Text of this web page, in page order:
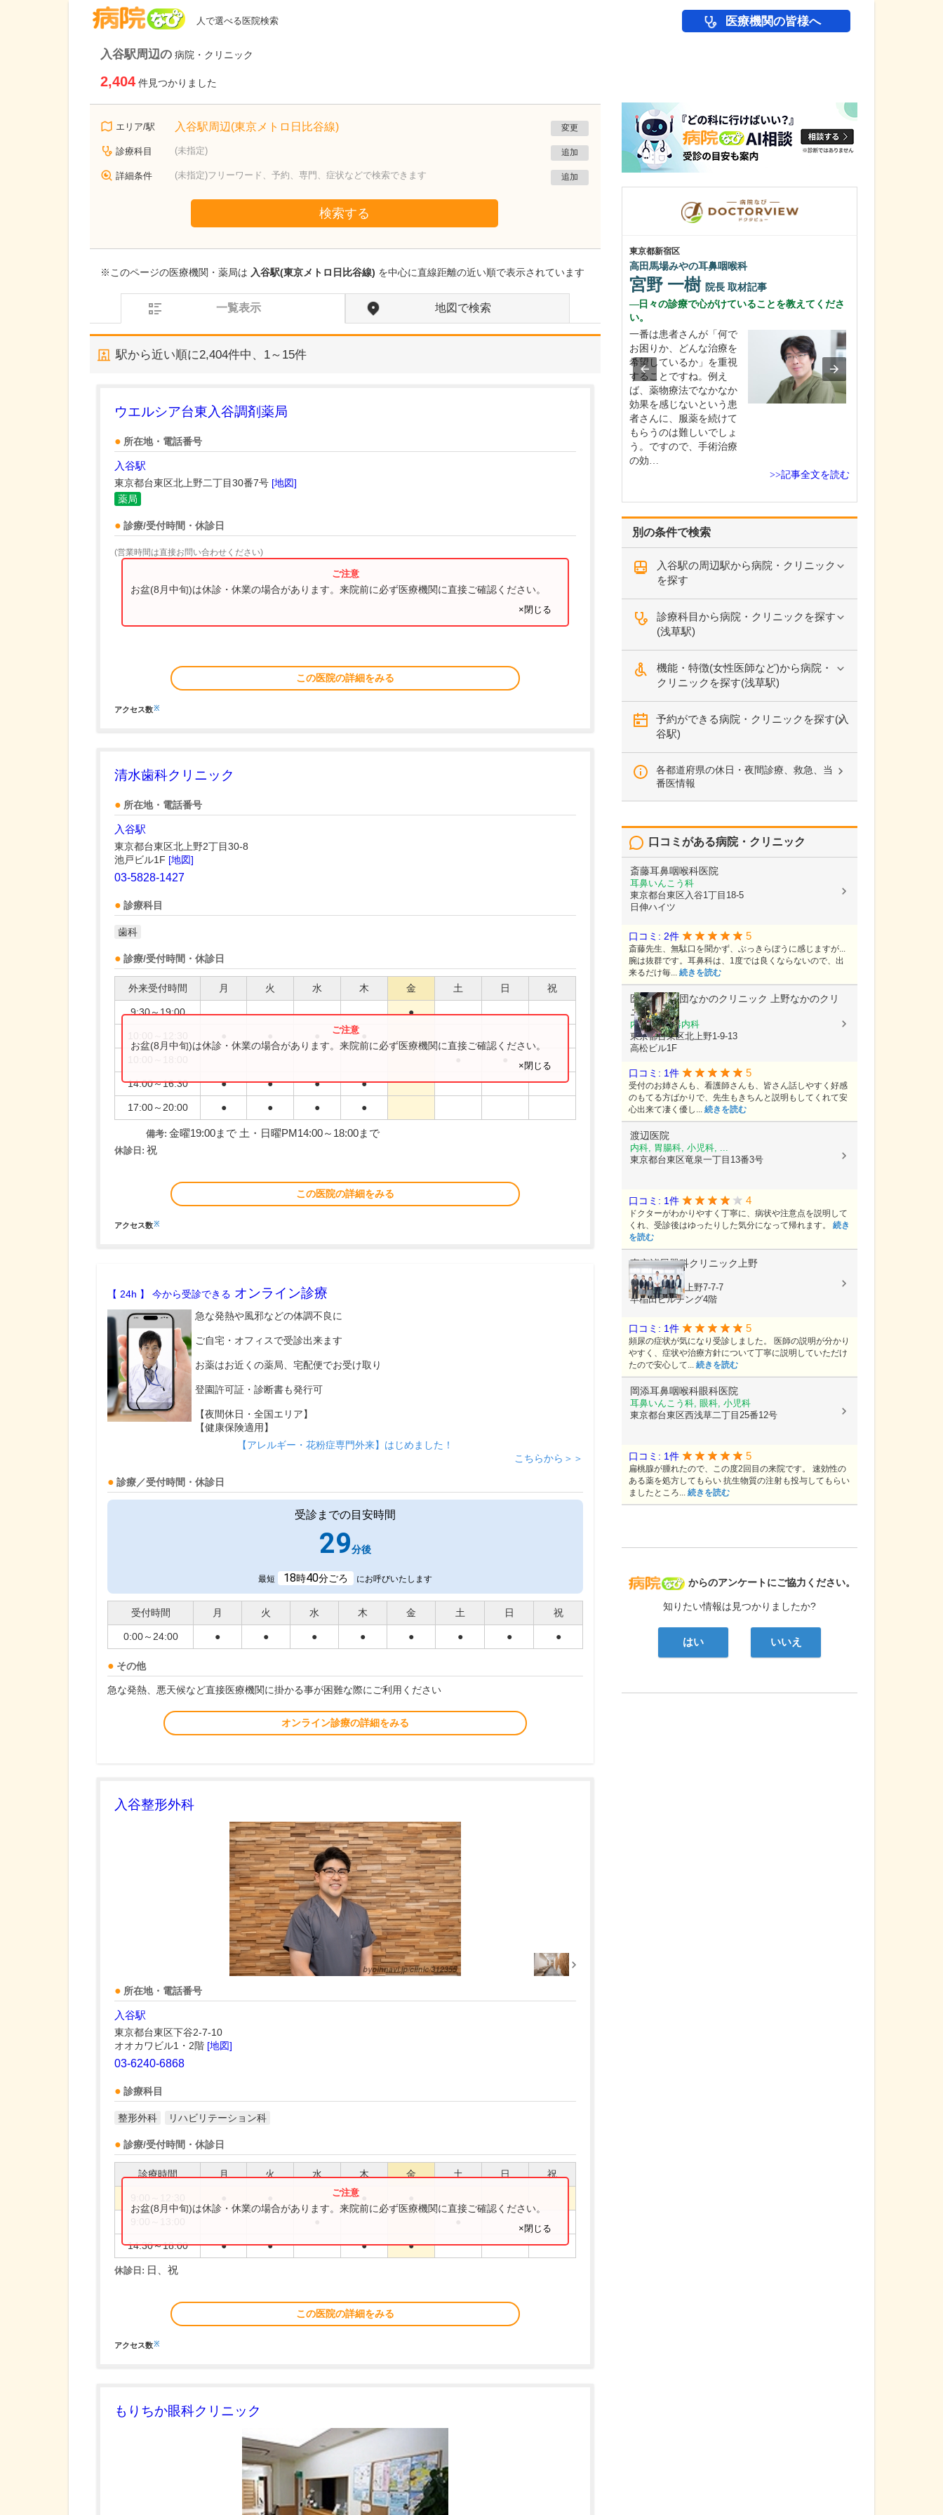
人で選べる医院検索 医療機関の皆様へ
入谷駅周辺の 病院・クリニック
2,404 件見つかりました
エリア/駅 入谷駅周辺(東京メトロ日比谷線) 変更
診療科目 (未指定) 追加
詳細条件 (未指定)フリーワード、予約、専門、症状などで検索できます 追加
検索する
※このページの医療機関・薬局は 入谷駅(東京メトロ日比谷線) を中心に直線距離の近い順で表示されています
一覧表示 地図で検索
駅から近い順に2,404件中、 1～15件
ウエルシア台東入谷調剤薬局
所在地・電話番号
入谷駅
東京都台東区北上野二丁目30番7号 [地図]
薬局
診療/受付時間・休診日
(営業時間は直接お問い合わせください)
お盆(8月中旬)は休診・休業の場合があります。来院前に必ず医療機関に直接ご確認ください。
×閉じる
この医院の詳細をみる
アクセス数※
清水歯科クリニック
所在地・電話番号
入谷駅
東京都台東区北上野2丁目30-8
池戸ビル1F [地図]
03-5828-1427
診療科目
歯科
診療/受付時間・休診日
外来受付時間 月 火 水 木 金 土 日 祝
9:30～19:00 ●
14:00～16:30 ● ● ● ●
17:00～20:00 ● ● ● ●
お盆(8月中旬)は休診・休業の場合があります。来院前に必ず医療機関に直接ご確認ください。
×閉じる
備考: 金曜19:00まで 土・日曜PM14:00～18:00まで
休診日: 祝
この医院の詳細をみる
アクセス数※
【 24h 】 今から受診できる オンライン診療
急な発熱や風邪などの体調不良に
ご自宅・オフィスで受診出来ます
お薬はお近くの薬局、宅配便でお受け取り
登園許可証・診断書も発行可
【夜間休日・全国エリア】
【健康保険適用】
【アレルギー・花粉症専門外来】はじめました！
こちらから＞＞
診療／受付時間・休診日
受診までの目安時間
29分後
最短 18時40分ごろ にお呼びいたします
受付時間 月 火 水 木 金 土 日 祝
0:00～24:00 ● ● ● ● ● ● ● ●
その他
急な発熱、悪天候など直接医療機関に掛かる事が困難な際にご利用ください
オンライン診療の詳細をみる
入谷整形外科
所在地・電話番号
入谷駅
東京都台東区下谷2-7-10
オオカワビル1・2階 [地図]
03-6240-6868
診療科目
整形外科 リハビリテーション科
診療/受付時間・休診日
診療時間 月 火 水 木 金 土 日 祝
14:30～18:00 ● ● ● ●
お盆(8月中旬)は休診・休業の場合があります。来院前に必ず医療機関に直接ご確認ください。
×閉じる
休診日: 日、祝
この医院の詳細をみる
アクセス数※
もりちか眼科クリニック
別の条件で検索
入谷駅の周辺駅から病院・クリニック
を探す
診療科目から病院・クリニックを探す
(浅草駅)
機能・特徴(女性医師など)から病院・
クリニックを探す(浅草駅)
予約ができる病院・クリニックを探す(入
谷駅)
各都道府県の休日・夜間診療、救急、当
番医情報
病院なび
からのアンケートにご協力ください。
知りたい情報は見つかりましたか?
はい いいえ
口コミがある病院・クリニック
斎藤耳鼻咽喉科医院
耳鼻いんこう科
東京都台東区入谷1丁目18-5
日伸ハイツ
口コミ: 2件 5
斎藤先生、無駄口を聞かず、ぶっきらぼうに感じますが...
腕は抜群です。耳鼻科は、1度では良くならないので、出
来るだけ毎... 続きを読む
医療法人社団なかのクリニック
上野なかのクリ
ニック
内科, 呼吸器内科
東京都台東区北上野1-9-13
高松ビル1F
口コミ: 1件 5
受付のお姉さんも、看護師さんも、皆さん話しやすく好感
のもてる方ばかりで、先生もきちんと説明もしてくれて安
心出来て凄く優し... 続きを読む
渡辺医院
内科, 胃腸科, 小児科, ...
東京都台東区竜泉一丁目13番3号
口コミ: 1件 4
ドクターがわかりやすく丁寧に、病状や注意点を説明して
くれ、受診後はゆったりした気分になって帰れます。 続き
を読む
東京泌尿器科クリニック上野
泌尿器科
東京都台東区上野7-7-7
早稲田ビルヂング4階
口コミ: 1件 5
頻尿の症状が気になり受診しました。 医師の説明が分かり
やすく、症状や治療方針について丁寧に説明していただけ
たので安心して... 続きを読む
岡添耳鼻咽喉科眼科医院
耳鼻いんこう科, 眼科, 小児科
東京都台東区西浅草二丁目25番12号
口コミ: 1件 5
扁桃腺が腫れたので、この度2回目の来院です。 速効性の
ある薬を処方してもらい 抗生物質の注射も投与してもらい
ましたところ... 続きを読む
東京都中野区
中野富士見町耳鼻咽喉科
特に先生が力を入れている診療について教えて
これまで耳を専門に研鑽
東京都新宿区
高田馬場みやの耳鼻咽喉科
宮野 一樹 院長 取材記事
日々の診療で心がけていることを教えてくださ
い。
一番は患者さんが「何で
お困りか、どんな治療を
希望しているか」を重視
することですね。例え
ば、薬物療法でなかなか
効果を感じないという患
者さんに、服薬を続けて
もらうのは難しいでしょ
う。ですので、手術治療
の効…
>>記事全文を読む